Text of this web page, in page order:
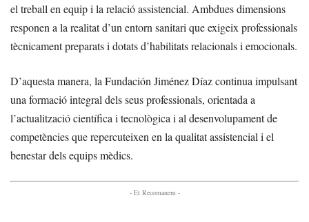
el treball en equip i la relació assistencial. Ambdues dimensions
responen a la realitat d’un entorn sanitari que exigeix professionals
tècnicament preparats i dotats d’habilitats relacionals i emocionals.
D’aquesta manera, la Fundación Jiménez Díaz continua impulsant
una formació integral dels seus professionals, orientada a
l’actualització científica i tecnològica i al desenvolupament de
competències que repercuteixen en la qualitat assistencial i el
benestar dels equips mèdics.
- Et Recomanem -